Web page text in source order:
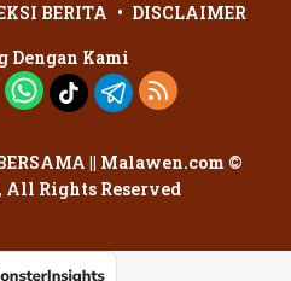
BERITA
DISCLAIMER
Dengan Kami
|| Malawen.com ©
Rights Reserved